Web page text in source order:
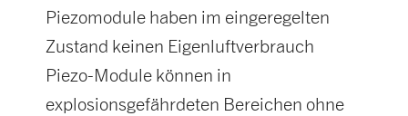
Piezomodule haben im eingeregelten
Zustand keinen Eigenluftverbrauch
Piezo-Module können in
explosionsgefährdeten Bereichen ohne